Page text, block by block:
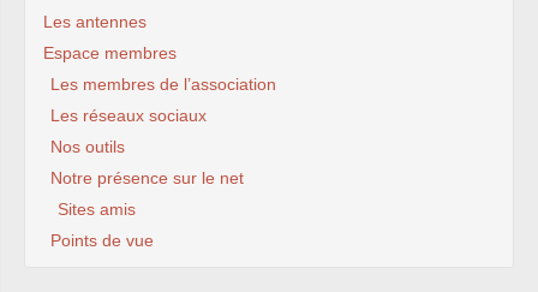
Les antennes
Espace membres
Les membres de l’association
Les réseaux sociaux
Nos outils
Notre présence sur le net
Sites amis
Points de vue